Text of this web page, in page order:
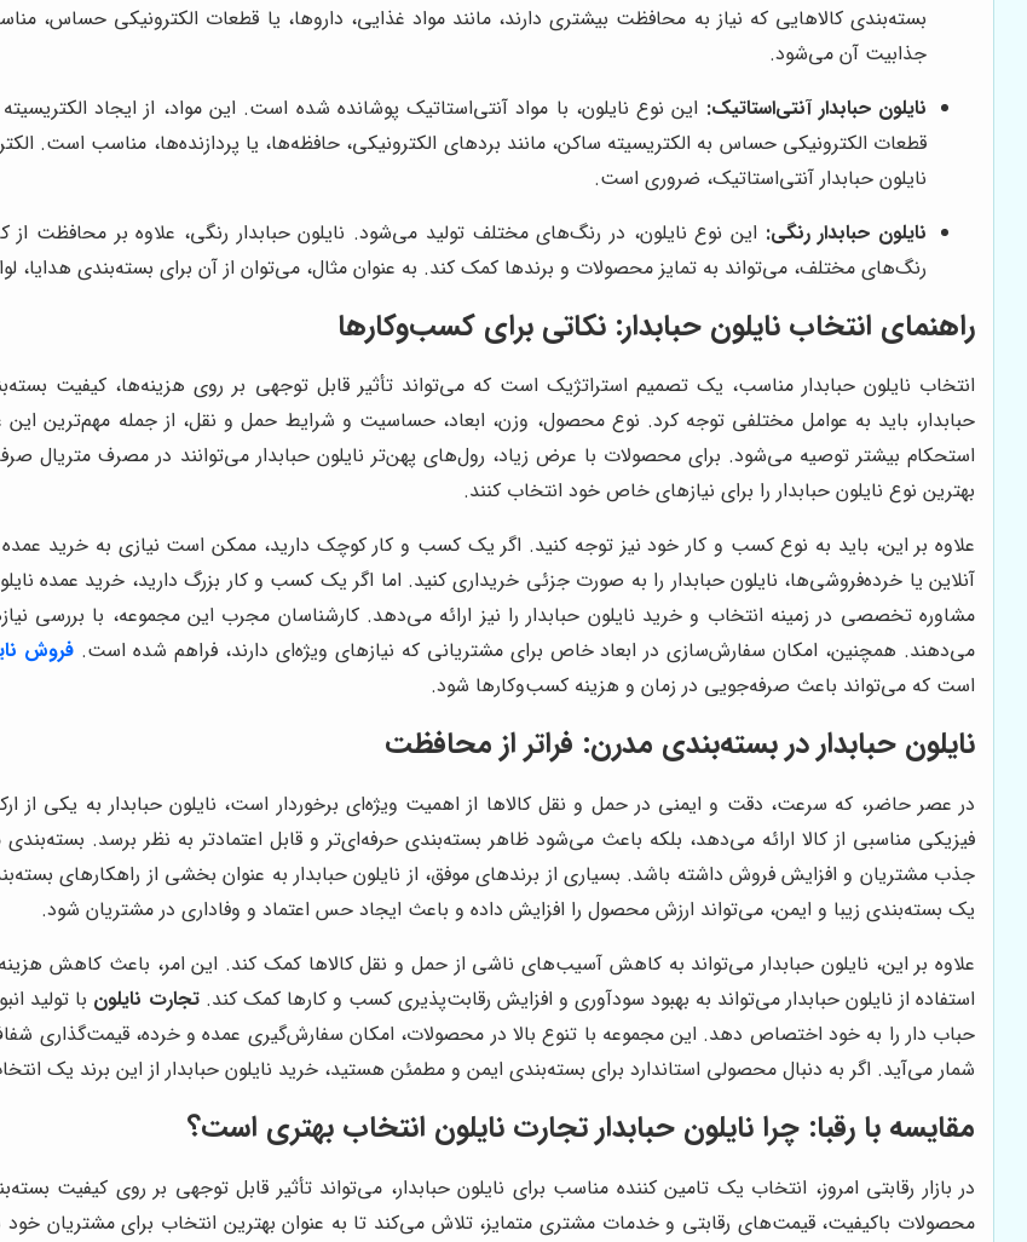
بسته‌بندی کالاهایی که نیاز به محافظت بیشتری دارند، مانند مواد غذایی، داروها، یا قطعات الکترونیکی حساس،
جذابیت آن می‌شود.
نایلون حبابدار آنتی‌استاتیک: این نوع نایلون، با مواد آنتی‌استاتیک پوشانده شده است. این مواد، از ایجاد
قطعات الکترونیکی حساس به الکتریسیته ساکن، مانند بردهای الکترونیکی، حافظه‌ها، یا پردازنده‌ها، مناسب است.
نایلون حبابدار آنتی‌استاتیک، ضروری است.
نایلون حبابدار رنگی: این نوع نایلون، در رنگ‌های مختلف تولید می‌شود. نایلون حبابدار رنگی، علاوه بر محافظت از
رنگ‌های مختلف، می‌تواند به تمایز محصولات و برندها کمک کند. به عنوان مثال، می‌توان از آن برای بسته‌بندی هدایا،
راهنمای انتخاب نایلون حبابدار: نکاتی برای کسب‌وکارها
انتخاب نایلون حبابدار مناسب، یک تصمیم استراتژیک است که می‌تواند تأثیر قابل توجهی بر روی هزینه‌ها، کیفیت
حبابدار، باید به عوامل مختلفی توجه کرد. نوع محصول، وزن، ابعاد، حساسیت و شرایط حمل و نقل، از جمله مهم‌ترین
استحکام بیشتر توصیه می‌شود. برای محصولات با عرض زیاد، رول‌های پهن‌تر نایلون حبابدار می‌توانند در مصرف متریال
بهترین نوع نایلون حبابدار را برای نیازهای خاص خود انتخاب کنند.
علاوه بر این، باید به نوع کسب و کار خود نیز توجه کنید. اگر یک کسب و کار کوچک دارید، ممکن است نیازی به خرید عمده
آنلاین یا خرده‌فروشی‌ها، نایلون حبابدار را به صورت جزئی خریداری کنید. اما اگر یک کسب و کار بزرگ دارید، خرید عمده
مشاوره تخصصی در زمینه انتخاب و خرید نایلون حبابدار را نیز ارائه می‌دهد. کارشناسان مجرب این مجموعه، با بررسی
می‌دهند. همچنین، امکان سفارش‌سازی در ابعاد خاص برای مشتریانی که نیازهای ویژه‌ای دارند، فراهم شده است. فروش
است که می‌تواند باعث صرفه‌جویی در زمان و هزینه کسب‌وکارها شود.
نایلون حبابدار در بسته‌بندی مدرن: فراتر از محافظت
در عصر حاضر، که سرعت، دقت و ایمنی در حمل و نقل کالاها از اهمیت ویژه‌ای برخوردار است، نایلون حبابدار به یکی
فیزیکی مناسبی از کالا ارائه می‌دهد، بلکه باعث می‌شود ظاهر بسته‌بندی حرفه‌ای‌تر و قابل اعتمادتر به نظر برسد. بسته‌بندی
جذب مشتریان و افزایش فروش داشته باشد. بسیاری از برندهای موفق، از نایلون حبابدار به عنوان بخشی از راهکارهای
یک بسته‌بندی زیبا و ایمن، می‌تواند ارزش محصول را افزایش داده و باعث ایجاد حس اعتماد و وفاداری در مشتریان شود.
علاوه بر این، نایلون حبابدار می‌تواند به کاهش آسیب‌های ناشی از حمل و نقل کالاها کمک کند. این امر، باعث کاهش
استفاده از نایلون حبابدار می‌تواند به بهبود سودآوری و افزایش رقابت‌پذیری کسب و کارها کمک کند.تجارت نایلون با تولید
حباب دار را به خود اختصاص دهد. این مجموعه با تنوع بالا در محصولات، امکان سفارش‌گیری عمده و خرده، قیمت‌گذاری
شمار می‌آید. اگر به دنبال محصولی استاندارد برای بسته‌بندی ایمن و مطمئن هستید، خرید نایلون حبابدار از این برند یک
مقایسه با رقبا: چرا نایلون حبابدارتجارت نایلون انتخاب بهتری است؟
در بازار رقابتی امروز، انتخاب یک تامین کننده مناسب برای نایلون حبابدار، می‌تواند تأثیر قابل توجهی بر روی کیفیت
محصولات باکیفیت، قیمت‌های رقابتی و خدمات مشتری متمایز، تلاش می‌کند تا به عنوان بهترین انتخاب برای مشتریان